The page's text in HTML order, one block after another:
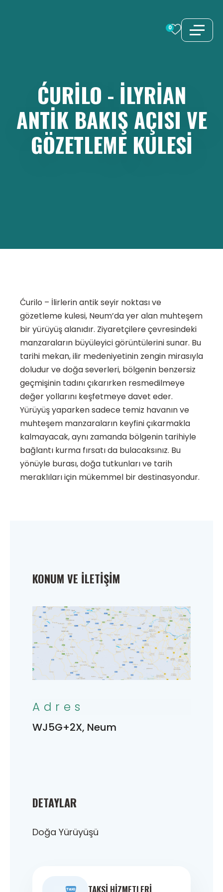
0
ĆURILO - İLYRIAN
ANTIK BAKIŞ AÇISI VE
GÖZETLEME KULESI
Ćurilo – İlirlerin antik seyir noktası ve
gözetleme kulesi, Neum’da yer alan muhteşem
bir yürüyüş alanıdır. Ziyaretçilere çevresindeki
manzaraların büyüleyici görüntülerini sunar. Bu
tarihi mekan, ilir medeniyetinin zengin mirasıyla
doludur ve doğa severleri, bölgenin benzersiz
geçmişinin tadını çıkarırken resmedilmeye
değer yollarını keşfetmeye davet eder.
Yürüyüş yaparken sadece temiz havanın ve
muhteşem manzaraların keyfini çıkarmakla
kalmayacak, aynı zamanda bölgenin tarihiyle
bağlantı kurma fırsatı da bulacaksınız. Bu
yönüyle burası, doğa tutkunları ve tarih
meraklıları için mükemmel bir destinasyondur.
DETAYLAR
Doğa Yürüyüşü
TAKSI HIZMETLERI
KONUM VE İLETIŞIM
Adres
WJ5G+2X, Neum